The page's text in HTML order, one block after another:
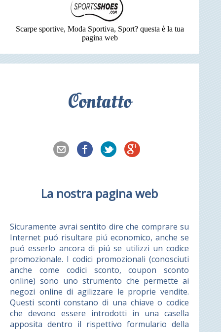
Scarpe sportive, Moda Sportiva, Sport? questa è la tua
pagina web
Contatto
La nostra pagina web
Sicuramente avrai sentito dire che comprare su
Internet puó risultare piú economico, anche se
puó esserlo ancora di piú se utilizzi un codice
promozionale. I codici promozionali (conosciuti
anche come codici sconto, coupon sconto
online) sono uno strumento che permette ai
negozi online di agilizzare le proprie vendite.
Questi sconti constano di una chiave o codice
che devono essere introdotti in una casella
apposita dentro il rispettivo formulario della